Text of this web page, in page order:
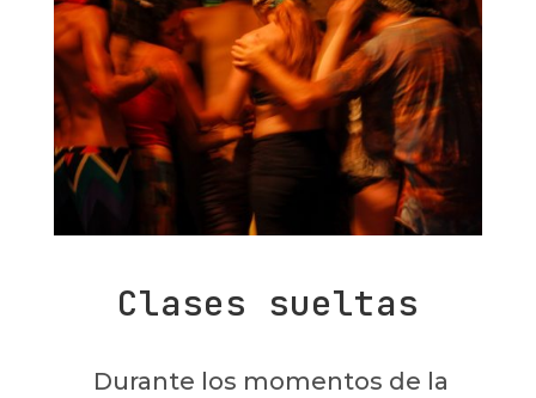
Clases sueltas
Durante los momentos de la